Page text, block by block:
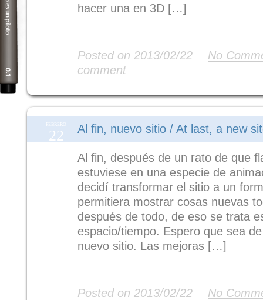
hacer una en 3D […]
Posted on 2013/02/22
No
comment
FEBRERO
22 Al fin, nuevo sitio / At last, a new
Al fin, después de un rato de que
estuviese en una especie de
decidí transformar el sitio a un
permitiera mostrar cosas nuevas
después de todo, de eso se trata
espacio/tiempo. Espero que sea
nuevo sitio. Las mejoras […]
Posted on 2013/02/22
No